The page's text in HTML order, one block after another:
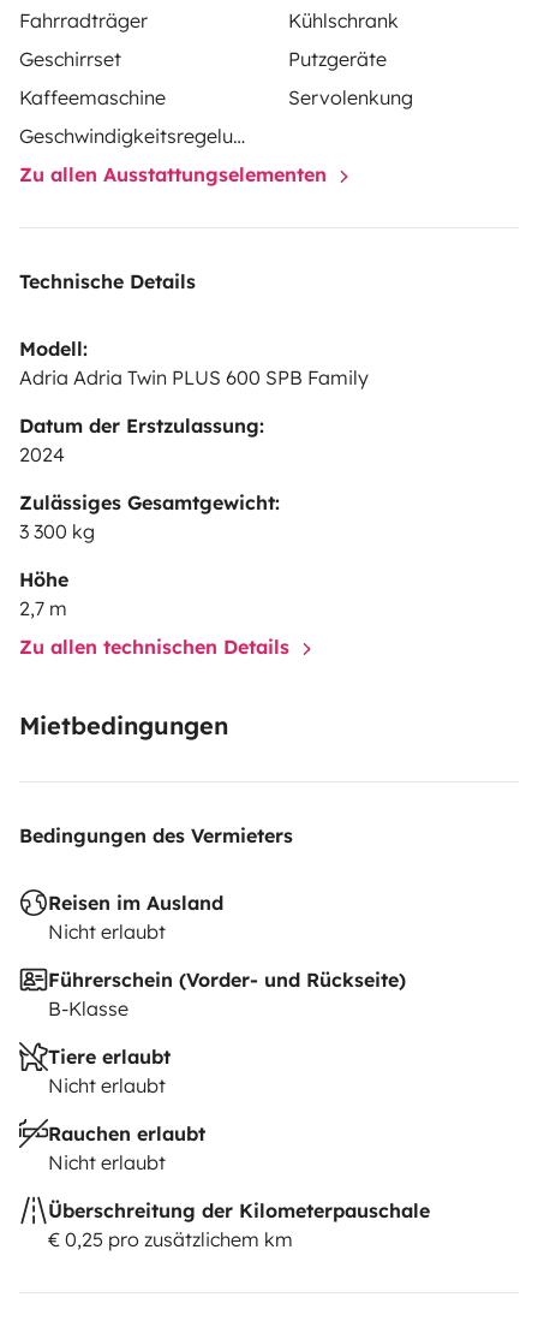
Fahrradträger
Kühlschrank
Geschirrset
Putzgeräte
Kaffeemaschine
Servolenkung
Geschwindigkeitsregelung
Zu allen Ausstattungselementen
Technische Details
Modell:
Adria Adria Twin PLUS 600 SPB Family
Datum der Erstzulassung:
2024
Zulässiges Gesamtgewicht:
3 300 kg
Höhe
2,7 m
Zu allen technischen Details
Mietbedingungen
Bedingungen des Vermieters
Reisen im Ausland
Nicht erlaubt
Führerschein (Vorder- und Rückseite)
B-Klasse
Tiere erlaubt
Nicht erlaubt
Rauchen erlaubt
Nicht erlaubt
Überschreitung der Kilometerpauschale
€ 0,25 pro zusätzlichem km